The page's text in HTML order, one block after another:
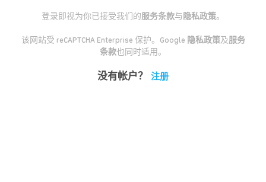
登录即视为你已接受我们的服务条款与隐私政策。
该网站受 reCAPTCHA Enterprise 保护。Google 隐私政策及服务
条款也同时适用。
没有帐户？ 注册